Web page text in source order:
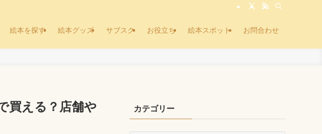
絵本を探す 絵本グッズ サブスク お役立ち 絵本スポット お問合わせ
買える？店舗や
カテゴリー